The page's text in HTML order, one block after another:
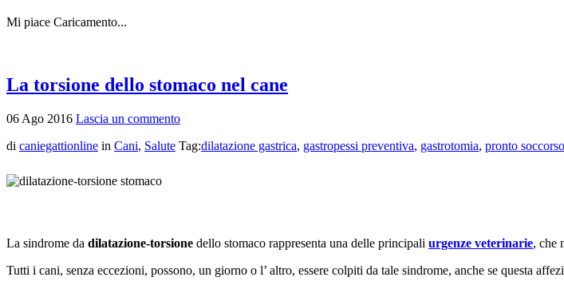
Mi piace Caricamento...
La torsione dello stomaco nel cane
06 Ago 2016 Lascia un commento
di caniegattionline in Cani, Salute Tag:dilatazione gastrica, gastropessi preventiva, gastrotomia, pronto
La sindrome da dilatazione-torsione dello stomaco rappresenta una delle principali urgenze veterinarie, che
Tutti i cani, senza eccezioni, possono, un giorno o l’ altro, essere colpiti da tale sindrome, anche se questa